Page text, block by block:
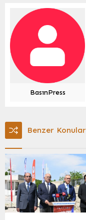
BasınPress
Benzer Konular